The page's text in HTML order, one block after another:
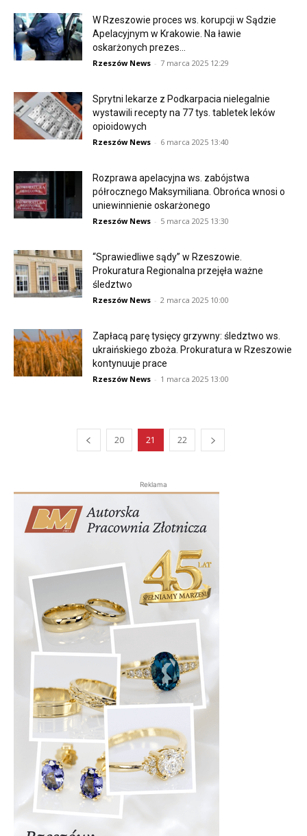
W Rzeszowie proces ws. korupcji w Sądzie
Apelacyjnym w Krakowie. Na ławie
oskarżonych prezes...
Rzeszów News - 7 marca 2025 12:29
Sprytni lekarze z Podkarpacia nielegalnie
wystawili recepty na 77 tys. tabletek leków
opioidowych
Rzeszów News - 6 marca 2025 13:40
Rozprawa apelacyjna ws. zabójstwa
półrocznego Maksymiliana. Obrońca wnosi o
uniewinnienie oskarżonego
Rzeszów News - 5 marca 2025 13:30
“Sprawiedliwe sądy” w Rzeszowie.
Prokuratura Regionalna przejęła ważne
śledztwo
Rzeszów News - 2 marca 2025 10:00
Zapłacą parę tysięcy grzywny: śledztwo ws.
ukraińskiego zboża. Prokuratura w Rzeszowie
kontynuuje prace
Rzeszów News - 1 marca 2025 13:00
20 21 22
Reklama